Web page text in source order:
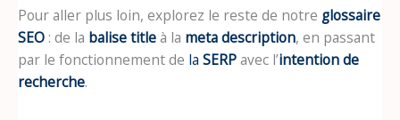
Pour aller plus loin, explorez le reste de notre glossaire
SEO : de la balise titleà la meta description, en passant
par le fonctionnement de la SERPavec l’intention de
recherche.